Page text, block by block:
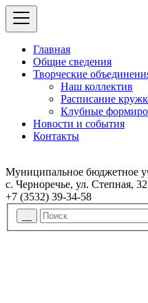
Главная
Общие сведения
Творческие
Наш коллектив
Расписание
Клубные
Новости и события
Контакты
Муниципальное бюджетное
с. Черноречье, ул. Степная, 32
+7 (3532) 39-34-58